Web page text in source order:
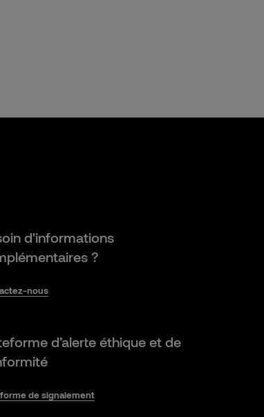
d'informations
?
nous
d’alerte éthique et de
de signalement